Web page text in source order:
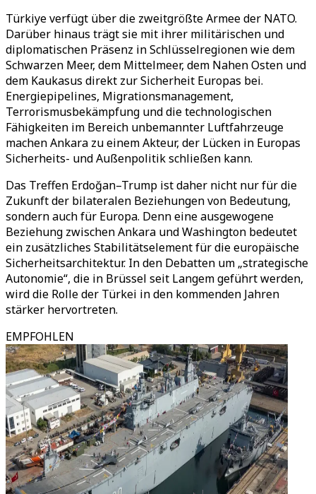
Türkiye verfügt über die zweitgrößte Armee der NATO.
Darüber hinaus trägt sie mit ihrer militärischen und
diplomatischen Präsenz in Schlüsselregionen wie dem
Schwarzen Meer, dem Mittelmeer, dem Nahen Osten und
dem Kaukasus direkt zur Sicherheit Europas bei.
Energiepipelines, Migrationsmanagement,
Terrorismusbekämpfung und die technologischen
Fähigkeiten im Bereich unbemannter Luftfahrzeuge
machen Ankara zu einem Akteur, der Lücken in Europas
Sicherheits- und Außenpolitik schließen kann.
Das Treffen Erdoğan–Trump ist daher nicht nur für die
Zukunft der bilateralen Beziehungen von Bedeutung,
sondern auch für Europa. Denn eine ausgewogene
Beziehung zwischen Ankara und Washington bedeutet
ein zusätzliches Stabilitätselement für die europäische
Sicherheitsarchitektur. In den Debatten um „strategische
Autonomie“, die in Brüssel seit Langem geführt werden,
wird die Rolle der Türkei in den kommenden Jahren
stärker hervortreten.
EMPFOHLEN